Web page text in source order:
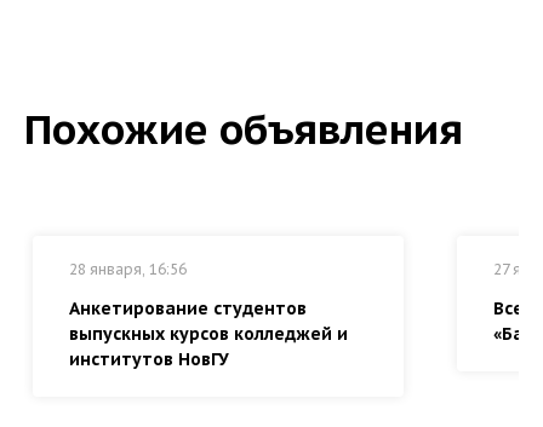
Похожие объявления
28 января, 16:56
Анкетирование студентов
выпускных курсов колледжей и
институтов НовГУ
27